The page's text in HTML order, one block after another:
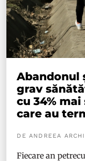
Abandonul
grav
cu 34%
care au
DE ANDREEA
Fiecare an